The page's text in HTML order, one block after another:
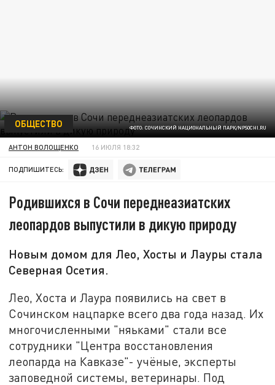
ФОТО: СОЧИНСКИЙ НАЦИОНАЛЬНЫЙ ПАРК/NPSOCHI.RU
ОБЩЕСТВО
АНТОН ВОЛОЩЕНКО 16 ИЮЛЯ 18:32
ПОДПИШИТЕСЬ:
Родившихся в Сочи переднеазиатских
леопардов выпустили в дикую природу
Новым домом для Лео, Хосты и Лауры стала
Северная Осетия.
Лео, Хоста и Лаура появились на свет в
Сочинском нацпарке всего два года назад. Их
многочисленными "няьками" стали все
сотрудники "Центра восстановления
леопарда на Кавказе"- учёные, эксперты
заповедной системы, ветеринары. Под